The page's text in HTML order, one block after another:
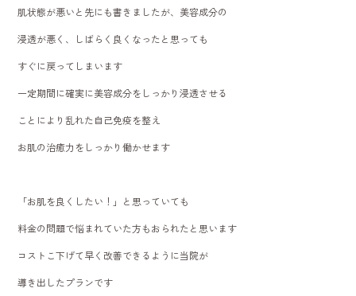
肌状態が悪いと先にも書きましたが、美容成分の
浸透が悪く、しばらく良くなったと思っても
すぐに戻ってしまいます
一定期間に確実に美容成分をしっかり浸透させる
ことにより乱れた自己免疫を整え
お肌の治癒力をしっかり働かせます
「お肌を良くしたい！」と思っていても
料金の問題で悩まれていた方もおられたと思います
コストこ下げて早く改善できるように当院が
導き出したプランです